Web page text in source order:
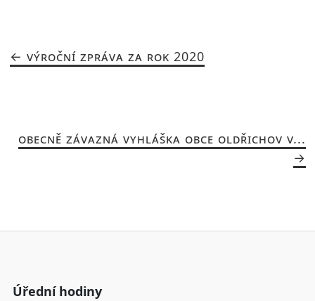
VÝROČNÍ ZPRÁVA ZA ROK 2020
OBECNĚ ZÁVAZNÁ VYHLÁŠKA OBCE OLDŘICHOV V...
Úřední hodiny